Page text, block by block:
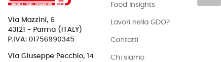
Via Mazzini, 6
43121 - Parma (ITALY)
P.IVA: 01756990345
Via Giuseppe Pecchio, 14
Food Insights
Lavori nella GDO?
Contatti
Chi siamo